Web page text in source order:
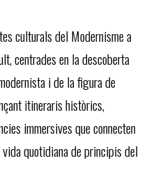
culturals del Modernisme a
centrades en la descoberta
i de la figura de
itineraris històrics,
immersives que connecten
quotidiana de principis del